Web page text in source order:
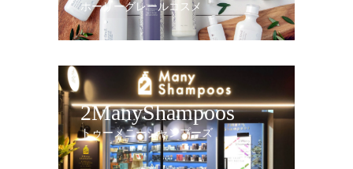
ホーリーグレールコスメ
2ManyShampoos
トゥーメニーシャンプーズ